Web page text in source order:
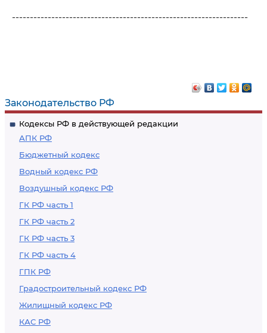
Законодательство РФ
Кодексы РФ в действующей редакции
АПК РФ
Бюджетный кодекс
Водный кодекс РФ
Воздушный кодекс РФ
ГК РФ часть 1
ГК РФ часть 2
ГК РФ часть 3
ГК РФ часть 4
ГПК РФ
Градостроительный кодекс РФ
Жилищный кодекс РФ
КАС РФ
------------------------------------------------------------------